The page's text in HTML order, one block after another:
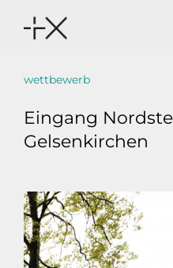
buero
projekte
wettbewerb
Eingang
Gelsenkirchen